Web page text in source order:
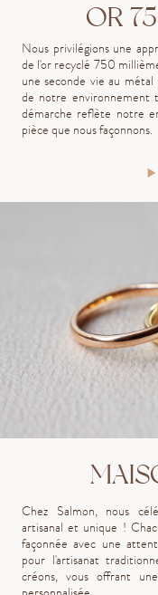
OR
Nous privilégions une
de l'or recyclé 750
une seconde vie au
de notre environnement
démarche reflète notre
pièce que nous façonnons.
Chez Salmon, nous
artisanal et unique !
façonnée avec une
pour l'artisanat
créons, vous offrant